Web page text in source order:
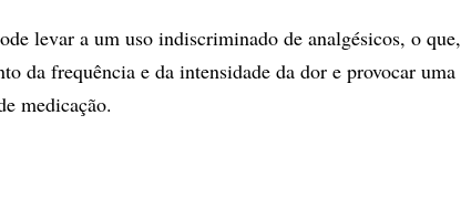
levar a um uso indiscriminado de analgésicos, o que,
da frequência e da intensidade da dor e provocar uma
medicação.